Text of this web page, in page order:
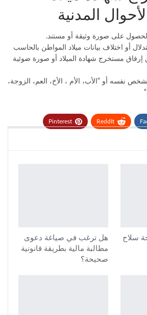
المدنية
أو اختلاف بيانات ميلاد المواطن بالحاسب
مستخرج شهادة الميلاد أو صورة ضوئية
نفسه أو “الأب، الأم ، الأخ، العم، الزوجة،
“.
ReddIt
Pinterest
سلاح
هل ترغب في صياغة دعوى
مطالبة مالية بطريقة قانونية
صحيحة؟